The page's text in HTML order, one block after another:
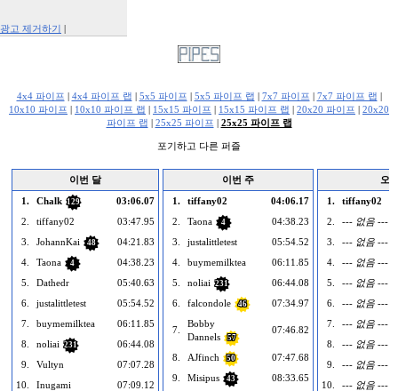
광고 제거하기 |
4x4 파이프 | 4x4 파이프 랩 | 5x5 파이프 | 5x5 파이프 랩 | 7x7 파이프 | 7x7 파이프 랩 |
10x10 파이프 | 10x10 파이프 랩 | 15x15 파이프 | 15x15 파이프 랩 | 20x20 파이프 | 20x20
파이프 랩 | 25x25 파이프 | 25x25 파이프 랩
포기하고 다른 퍼즐
이번 달
1.
Chalk 129
03:06.07
2.
tiffany02
03:47.95
3.
JohannKai 48
04:21.83
4.
Taona 4
04:38.23
5.
Dathedr
05:40.63
6.
justalittletest
05:54.52
7.
buymemilktea
06:11.85
8.
noliai 231
06:44.08
9.
Vultyn
07:07.28
10.
Inugami
07:09.12
이번 주
1.
tiffany02
04:06.17
2.
Taona 4
04:38.23
3.
justalittletest
05:54.52
4.
buymemilktea
06:11.85
5.
noliai 231
06:44.08
6.
falcondole 46 07:34.97
7.
Bobby
Dannels
57
07:46.82
8. AJfinch 50
07:47.68
9.
Misipus 43
08:33.65
오
1.
tiffany02
2.
--- 없음 ---
3.
--- 없음 ---
4.
--- 없음 ---
5.
--- 없음 ---
6.
--- 없음 ---
7.
--- 없음 ---
8.
--- 없음 ---
9.
--- 없음 ---
10.
--- 없음 ---